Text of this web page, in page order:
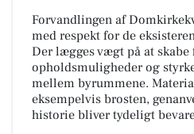
Forvandlingen af
med respekt for de
Der lægges vægt på at skabe
opholdsmuligheder og
mellem byrummene.
eksempelvis brosten,
historie bliver tydeligt